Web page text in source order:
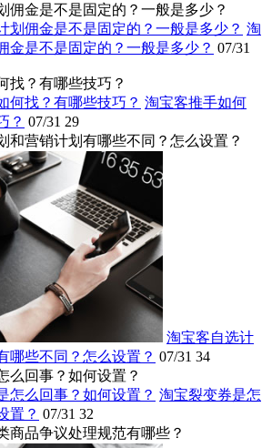
佣金是不是固定的？一般是多少？
淘
金是不是固定的？一般是多少？ 07/31
找？有哪些技巧？
淘宝客推手如何
？ 07/31 29
和营销计划有哪些不同？怎么设置？
淘宝客自选计
哪些不同？怎么设置？ 07/31 34
么回事？如何设置？
淘宝裂变券是怎
置？ 07/31 32
商品争议处理规范有哪些？